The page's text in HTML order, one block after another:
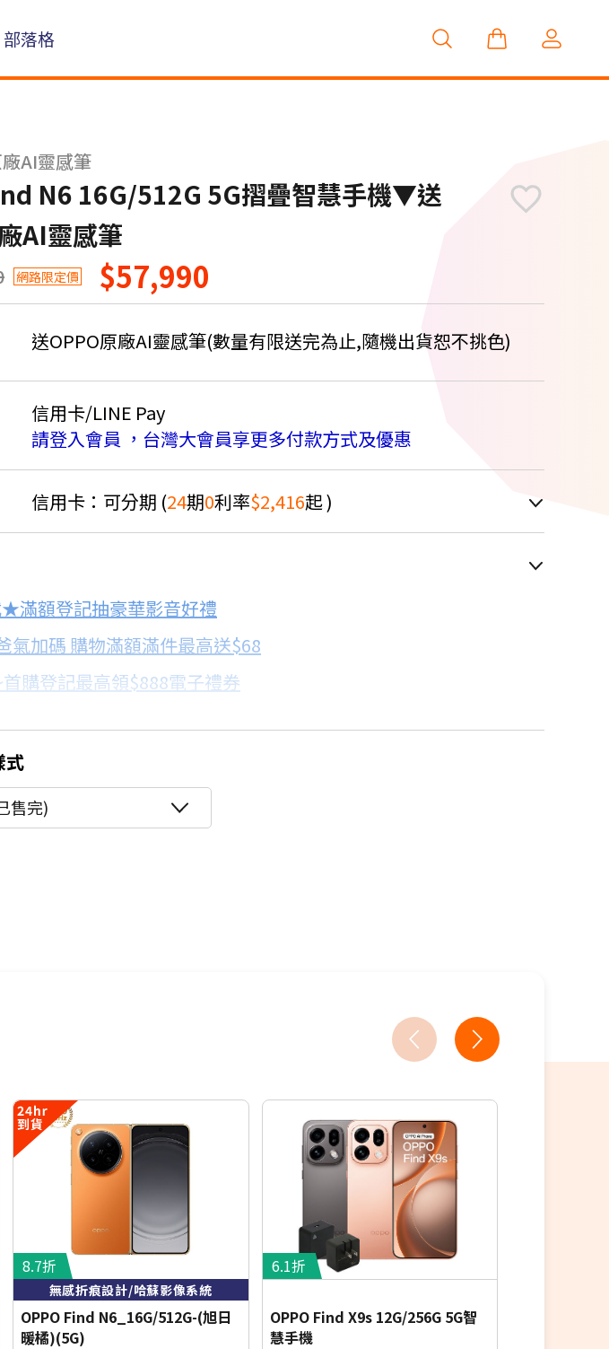
落格
AI靈感筆
N6 16G/512G 5G摺疊智慧手機▼送
AI靈感筆
網路限定價 $57,990
送OPPO原廠AI靈感筆(數量有限送完為止,隨機出貨恕不挑色)
信用卡/LINE Pay
請登入會員 ，台灣大會員享更多付款方式及優惠
信用卡：可分期 (24期0利率$2,416起 )
、適用利率，請以購物車顯示為主
每期金額
$19,330
$4,832
配合銀行/業者
18家銀行/業者
滿額登記抽豪華影音好禮
氣加碼 購物滿額滿件最高送$68
購登記最高領$888電子禮券
定購物滿額最高回饋25%
★限量加碼10%回饋
分期0利率滿額享回饋
式
售完)
8.7折
無感折痕設計/哈蘇影像系統
OPPO Find N6_16G/512G-(旭日
暖橘)(5G)
6.1折
OPPO Find X9s 12G/256G 5G智
慧手機